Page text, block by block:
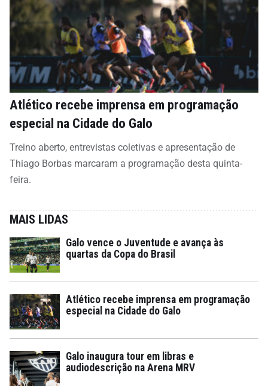
Atlético recebe imprensa em programação
especial na Cidade do Galo
Treino aberto, entrevistas coletivas e apresentação de
Thiago Borbas marcaram a programação desta quinta-
feira.
MAIS LIDAS
Galo vence o Juventude e avança às
quartas da Copa do Brasil
Atlético recebe imprensa em programação
especial na Cidade do Galo
Galo inaugura tour em libras e
audiodescrição na Arena MRV